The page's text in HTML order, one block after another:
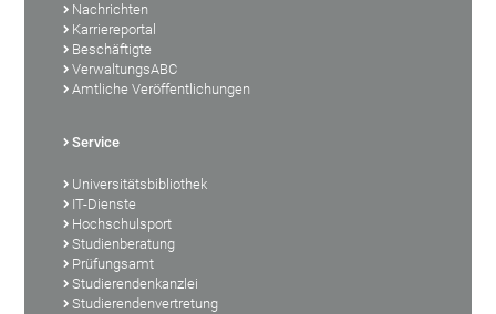
Nachrichten
Karriereportal
Beschäftigte
VerwaltungsABC
Amtliche Veröffentlichungen
Service
Universitätsbibliothek
IT-Dienste
Hochschulsport
Studienberatung
Prüfungsamt
Studierendenkanzlei
Studierendenvertretung